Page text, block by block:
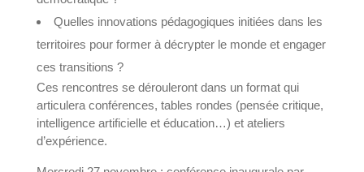
Quelles innovations pédagogiques initiées dans les
territoires pour former à décrypter le monde et engager
ces transitions ?
Ces rencontres se dérouleront dans un format qui
articulera conférences, tables rondes (pensée critique,
intelligence artificielle et éducation…) et ateliers
d’expérience.